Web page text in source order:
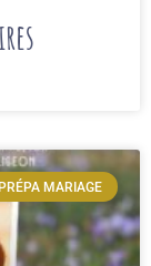
MARIAGE